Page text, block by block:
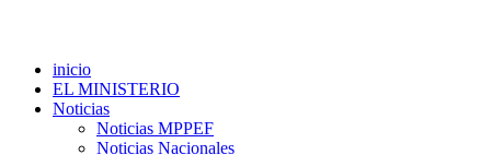
inicio
EL MINISTERIO
Noticias
Noticias MPPEF
Noticias Nacionales